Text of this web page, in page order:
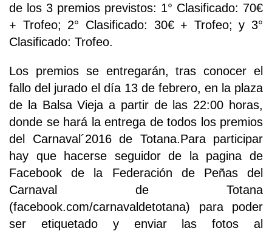
de los 3 premios previstos: 1° Clasificado: 70€
+ Trofeo; 2° Clasificado: 30€ + Trofeo; y 3°
Clasificado: Trofeo.
Los premios se entregarán, tras conocer el
fallo del jurado el día 13 de febrero, en la plaza
de la Balsa Vieja a partir de las 22:00 horas,
donde se hará la entrega de todos los premios
del Carnaval´2016 de Totana.Para participar
hay que hacerse seguidor de la pagina de
Facebook de la Federación de Peñas del
Carnaval de Totana
(facebook.com/carnavaldetotana) para poder
ser etiquetado y enviar las fotos al